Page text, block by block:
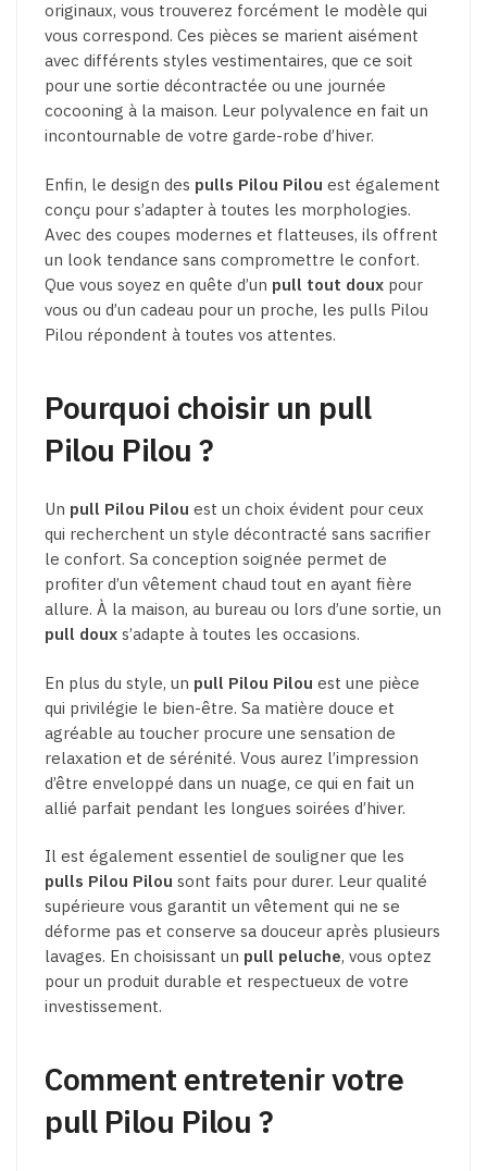
originaux, vous trouverez forcément le modèle qui
vous correspond. Ces pièces se marient aisément
avec différents styles vestimentaires, que ce soit
pour une sortie décontractée ou une journée
cocooning à la maison. Leur polyvalence en fait un
incontournable de votre garde-robe d’hiver.
Enfin, le design des pulls Pilou Pilou est également
conçu pour s’adapter à toutes les morphologies.
Avec des coupes modernes et flatteuses, ils offrent
un look tendance sans compromettre le confort.
Que vous soyez en quête d’un pull tout doux pour
vous ou d’un cadeau pour un proche, les pulls Pilou
Pilou répondent à toutes vos attentes.
Pourquoi choisir un pull
Pilou Pilou ?
Un pull Pilou Pilou est un choix évident pour ceux
qui recherchent un style décontracté sans sacrifier
le confort. Sa conception soignée permet de
profiter d’un vêtement chaud tout en ayant fière
allure. À la maison, au bureau ou lors d’une sortie, un
pull doux s’adapte à toutes les occasions.
En plus du style, un pull Pilou Pilou est une pièce
qui privilégie le bien-être. Sa matière douce et
agréable au toucher procure une sensation de
relaxation et de sérénité. Vous aurez l’impression
d’être enveloppé dans un nuage, ce qui en fait un
allié parfait pendant les longues soirées d’hiver.
Il est également essentiel de souligner que les
pulls Pilou Pilou sont faits pour durer. Leur qualité
supérieure vous garantit un vêtement qui ne se
déforme pas et conserve sa douceur après plusieurs
lavages. En choisissant un pull peluche, vous optez
pour un produit durable et respectueux de votre
investissement.
Comment entretenir votre
pull Pilou Pilou ?